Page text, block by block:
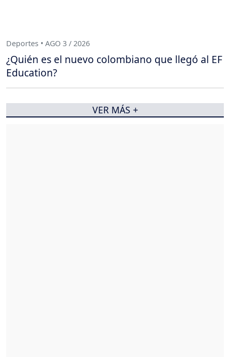
Deportes • AGO 3 / 2026
¿Quién es el nuevo colombiano que llegó al EF
Education?
VER MÁS +